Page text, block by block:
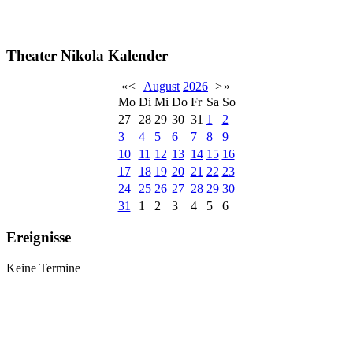
Theater Nikola Kalender
«< August 2026 >»
Mo Di Mi Do Fr Sa So
27
28 29 30 31 1
2
3
4 5 6 7 8
9
10
11 12 13 14 15 16
17
18 19 20 21 22 23
24
25 26 27 28 29 30
31
1 2 3 4 5 6
Ereignisse
Keine Termine